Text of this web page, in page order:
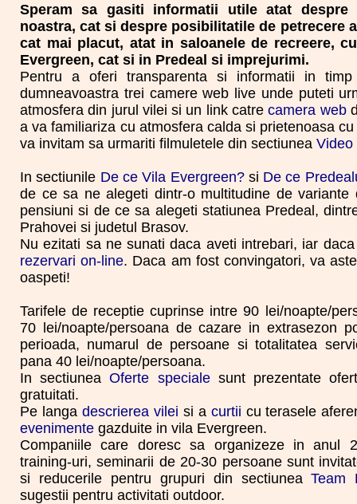
Speram sa gasiti informatii utile atat
noastra, cat si despre posibilitatile de petrecere
cat mai placut, atat in saloanele de recreere,
Evergreen, cat si in Predeal si imprejurimi.
Pentru a oferi transparenta si informatii in
dumneavoastra trei camere web live unde puteti
atmosfera din jurul vilei si un link catrecamera web
a va familiariza cu atmosfera calda si prietenoasa
va invitam sa urmariti filmuletele din sectiunea Video
In sectiunile De ce Vila Evergreen?si De ce
de ce sa ne alegeti dintr-o multitudine de
pensiuni si de ce sa alegeti statiunea Predeal,
Prahovei si judetul Brasov.
Nu ezitati sa ne sunati daca aveti intrebari, iar
rezervari on-line. Daca am fost convingatori, va
oaspeti!
Tarifele de receptie cuprinse intre 90 lei/noapte/
70 lei/noapte/persoana de cazare in extrasezon
perioada, numarul de persoane si totalitatea
pana 40 lei/noapte/persoana.
In sectiuneaOferte specialesunt prezentate
gratuitati.
Pe langa descrierea vilei si a curtii cu terasele
evenimente gazduite in vila Evergreen.
Companiile care doresc sa organizeze in anul
training-uri, seminarii de 20-30 persoane sunt
si reducerile pentru grupuri din sectiuneaTeam
sugestii pentru activitati outdoor.